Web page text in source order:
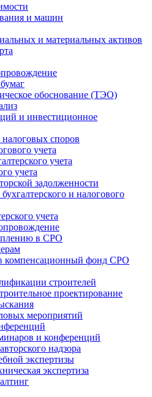
и машин
и материальных активов
обоснование (ТЭО)
и инвестиционное
споров
учета
учета
учета
задолженности
и налогового
учета
в СРО
компенсационный фонд СРО
строителей
проектирование
мероприятий
и конференций
надзора
экспертизы
экспертиза